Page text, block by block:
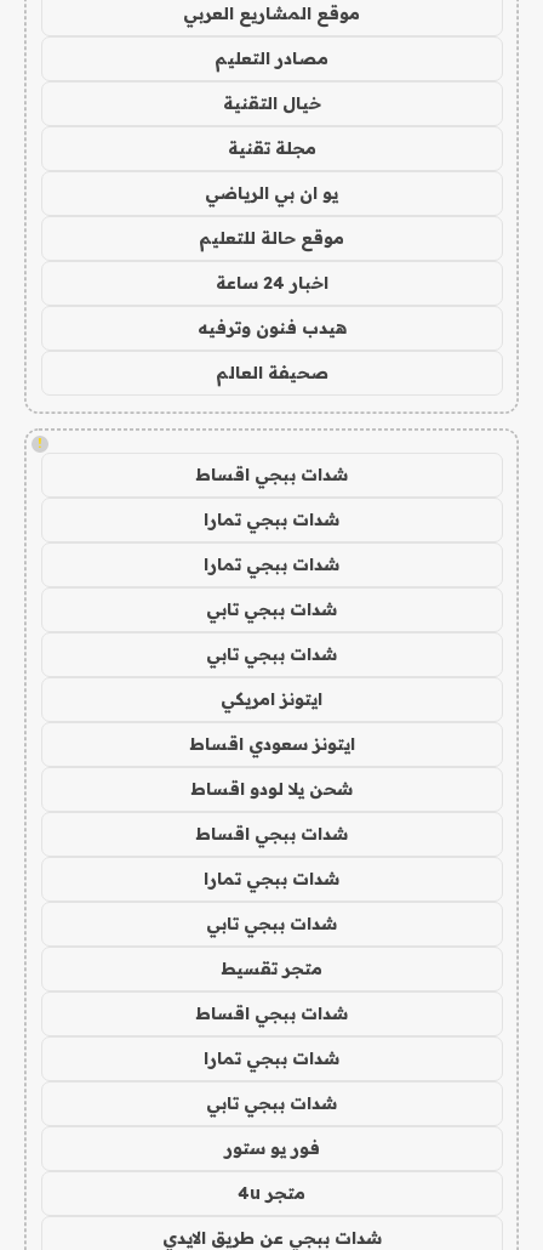
موقع المشاريع العربي
مصادر التعليم
خيال التقنية
مجلة تقنية
يو ان بي الرياضي
موقع حالة للتعليم
اخبار 24 ساعة
هيدب فنون وترفيه
صحيفة العالم
!
شدات ببجي اقساط
شدات ببجي تمارا
شدات ببجي تمارا
شدات ببجي تابي
شدات ببجي تابي
ايتونز امريكي
ايتونز سعودي اقساط
شحن يلا لودو اقساط
شدات ببجي اقساط
شدات ببجي تمارا
شدات ببجي تابي
متجر تقسيط
شدات ببجي اقساط
شدات ببجي تمارا
شدات ببجي تابي
فور يو ستور
متجر 4u
شدات ببجي عن طريق الايدي